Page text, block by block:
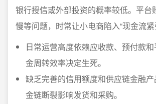
银行授信或外部投资的概率较低。平台
慢等问题，时常让小电商陷入“现金流紧
日常运营高度依赖应收款、预付款
金周转效率决定生死。
缺乏完善的信用额度和供应链金融
金链断裂影响发货和采购。